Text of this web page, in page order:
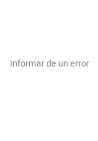
Informar de un error